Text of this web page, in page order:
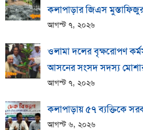
কলাপাড়ার জিএস
আগস্ট ৭, ২০২৬
ওলামা দলের বৃক্ষরোপণ
আসনের সংসদ সদস্য
আগস্ট ৭, ২০২৬
কলাপাড়ায় ​৫৭ ব্যক্তিকে
আগস্ট ৬, ২০২৬